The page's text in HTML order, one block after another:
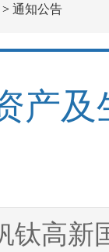
> 通知公告
产
钛高新